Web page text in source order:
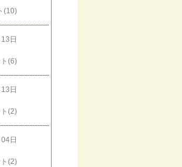
(10)
日
(6)
日
(2)
日
(2)